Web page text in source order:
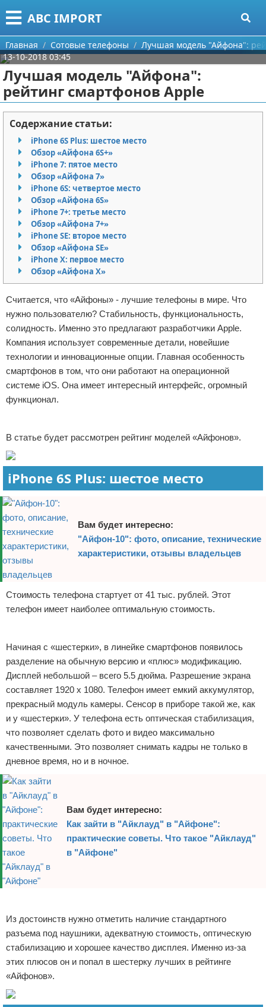
ABC IMPORT
Меню
Главная
Категории
Программирование
Оборудование
Ноутбуки
Сотовые телефоны
Электроника
Современные устройства
GPS
Программное обеспечение
Для автомобиля
Разное
Поиск
О проекте
Контакты
Сотрудничество
Размещение рекламы
Для правообладателей
Условия предоставления информации
Отказ от ответственности
Главная Сотовые телефоны
Лучшая модель "Айфона":
13-10-2018 03:45
Лучшая модель "Айфона":
рейтинг смартфонов Apple
Содержание статьи:
iPhone 6S Plus: шестое место
Обзор «Айфона 6S+»
iPhone 7: пятое место
Обзор «Айфона 7»
iPhone 6S: четвертое место
Обзор «Айфона 6S»
iPhone 7+: третье место
Обзор «Айфона 7+»
iPhone SE: второе место
Обзор «Айфона SE»
iPhone X: первое место
Обзор «Айфона Х»
Считается, что «Айфоны» - лучшие телефоны в мире. Что
нужно пользователю? Стабильность, функциональность,
солидность. Именно это предлагают разработчики Apple.
Компания использует современные детали, новейшие
технологии и инновационные опции. Главная особенность
смартфонов в том, что они работают на операционной
системе iOS. Она имеет интересный интерфейс, огромный
функционал.
В статье будет рассмотрен рейтинг моделей «Айфонов».
iPhone 6S Plus: шестое место
Вам будет интересно:
"Айфон-10": фото, описание, технические
характеристики, отзывы владельцев
Стоимость телефона стартует от 41 тыс. рублей. Этот
телефон имеет наиболее оптимальную стоимость.
Начиная с «шестерки», в линейке смартфонов появилось
разделение на обычную версию и «плюс» модификацию.
Дисплей небольшой – всего 5.5 дюйма. Разрешение экрана
составляет 1920 х 1080. Телефон имеет емкий аккумулятор,
прекрасный модуль камеры. Сенсор в приборе такой же, как
и у «шестерки». У телефона есть оптическая стабилизация,
что позволяет сделать фото и видео максимально
качественными. Это позволяет снимать кадры не только в
дневное время, но и в ночное.
Вам будет интересно:
Как зайти в "Айклауд" в "Айфоне":
практические советы. Что такое "Айклауд"
в "Айфоне"
Из достоинств нужно отметить наличие стандартного
разъема под наушники, адекватную стоимость, оптическую
стабилизацию и хорошее качество дисплея. Именно из-за
этих плюсов он и попал в шестерку лучших в рейтинге
«Айфонов».